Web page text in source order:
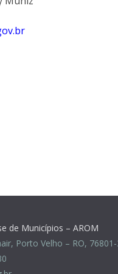
de Municípios – AROM
Porto Velho – RO,